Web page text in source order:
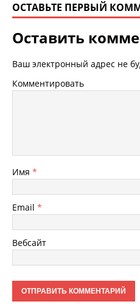
ОСТАВЬТЕ ПЕРВЫЙ
Оставить
Ваш электронный адрес не
Комментировать
Имя *
Email *
Вебсайт